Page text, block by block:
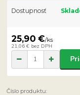
Dostupnosť
25,90 €/ks
21,06 € bez DPH
Číslo produktu: